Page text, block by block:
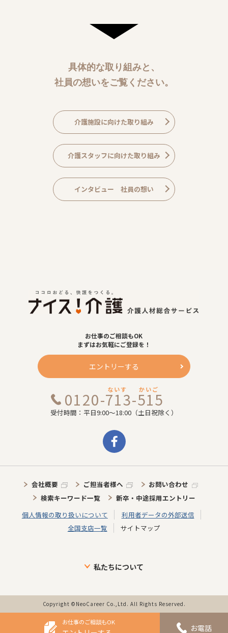
具体的な取り組みと、
社員の想いをご覧ください。
介護施設に向けた取り組み
介護スタッフに向けた取り組み
インタビュー 社員の想い
お仕事のご相談もOK
まずはお気軽にご登録を！
エントリーする
0120-713-515
ないす かいご
受付時間：平日9:00～18:00（土日祝除く）
会社概要 ご担当者様へ
お問い合わせ
検索キーワード一覧
新卒・中途採用エントリー
個人情報の取り扱いについて
利用者データの外部送信
全国支店一覧
サイトマップ
私たちについて
介護スタッフに向けた取り組み
インタビュー 事業の歩み・特徴
Copyright ©NeoCareer Co.,Ltd. All Rights Reserved.
お仕事のご相談もOK
お電話